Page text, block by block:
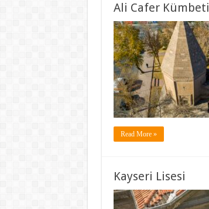
Ali Cafer Kümbeti
Read More »
Kayseri Lisesi